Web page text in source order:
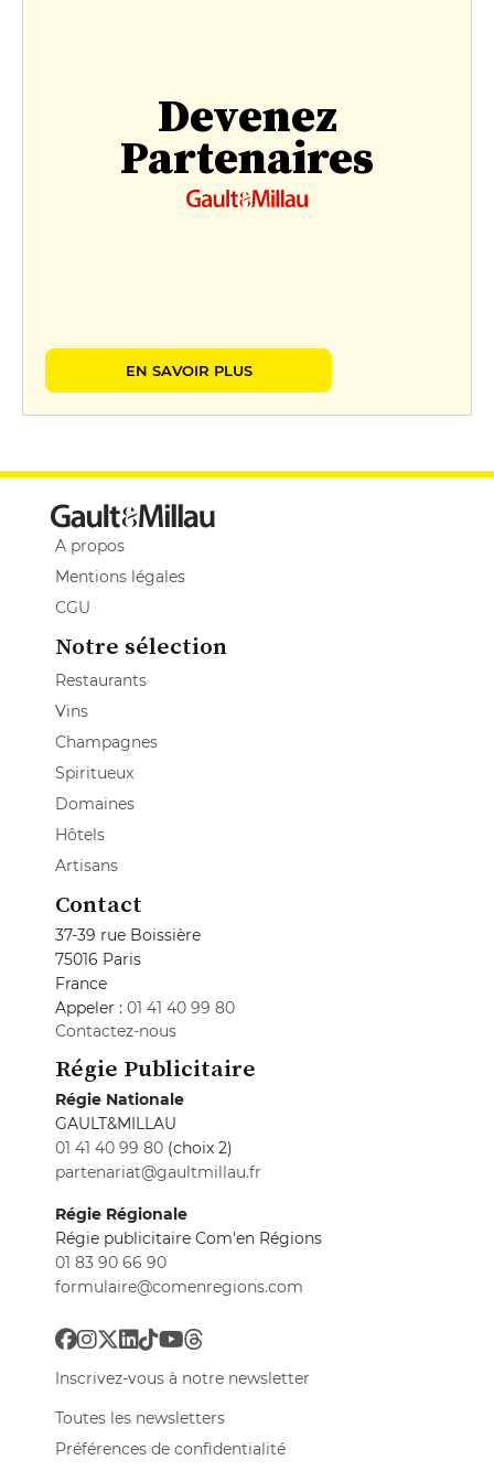
Devenez
Partenaires
EN SAVOIR PLUS
A propos
Mentions légales
CGU
Notre sélection
Restaurants
Vins
Champagnes
Spiritueux
Domaines
Hôtels
Artisans
Contact
37-39 rue Boissière
75016 Paris
France
Appeler : 01 41 40 99 80
Contactez-nous
Régie Publicitaire
Régie Nationale
GAULT&MILLAU
01 41 40 99 80 (choix 2)
partenariat@gaultmillau.fr
Régie Régionale
Régie publicitaire Com'en Régions
01 83 90 66 90
formulaire@comenregions.com
Inscrivez-vous à notre newsletter
Toutes les newsletters
Préférences de confidentialité